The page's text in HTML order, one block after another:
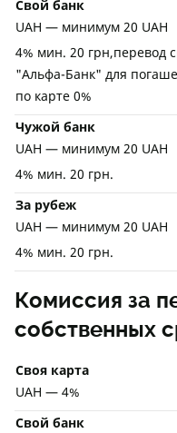
Свой банк
UAH — минимум 20 UAH
4% мин. 20 грн,перевод
"Альфа-Банк" для
по карте 0%
Чужой банк
UAH — минимум 20 UAH
4% мин. 20 грн.
За рубеж
UAH — минимум 20 UAH
4% мин. 20 грн.
Комиссия за
собственных
Своя карта
UAH — 4%
Свой банк